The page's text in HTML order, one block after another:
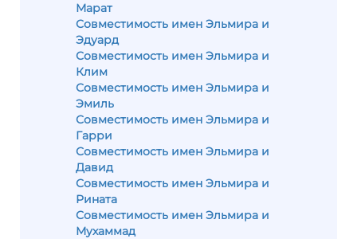
Марат
Совместимость имен Эльмира и
Эдуард
Совместимость имен Эльмира и
Клим
Совместимость имен Эльмира и
Эмиль
Совместимость имен Эльмира и
Гарри
Совместимость имен Эльмира и
Давид
Совместимость имен Эльмира и
Рината
Совместимость имен Эльмира и
Мухаммад